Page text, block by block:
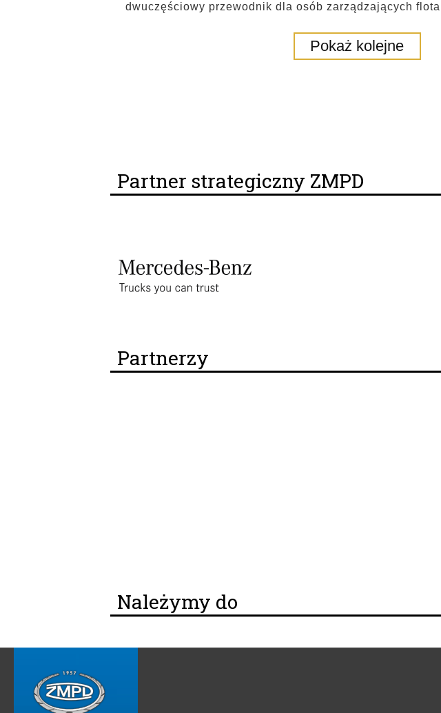
dwuczęściowy przewodnik dla osób zarządzających
Pokaż kolejne
Partner strategiczny ZMPD
Partnerzy
Należymy do